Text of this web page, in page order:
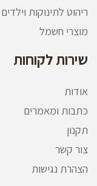
ריהוט לתינוקות וילדים
מוצרי חשמל
שירות לקוחות
אודות
כתבות ומאמרים
תקנון
צור קשר
הצהרת נגישות